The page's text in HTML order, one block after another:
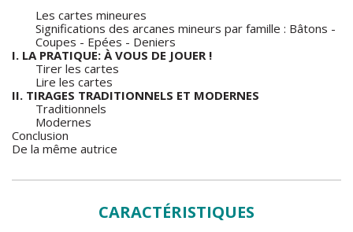
Les cartes mineures
Significations des arcanes mineurs par famille : Bâtons -
Coupes - Epées - Deniers
I. LA PRATIQUE: À VOUS DE JOUER !
Tirer les cartes
Lire les cartes
II. TIRAGES TRADITIONNELS ET MODERNES
Traditionnels
Modernes
Conclusion
De la même autrice
CARACTÉRISTIQUES